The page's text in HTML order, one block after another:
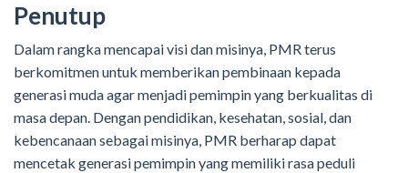
Penutup
Dalam rangka mencapai visi dan misinya, PMR terus
berkomitmen untuk memberikan pembinaan kepada
generasi muda agar menjadi pemimpin yang berkualitas di
masa depan. Dengan pendidikan, kesehatan, sosial, dan
kebencanaan sebagai misinya, PMR berharap dapat
mencetak generasi pemimpin yang memiliki rasa peduli